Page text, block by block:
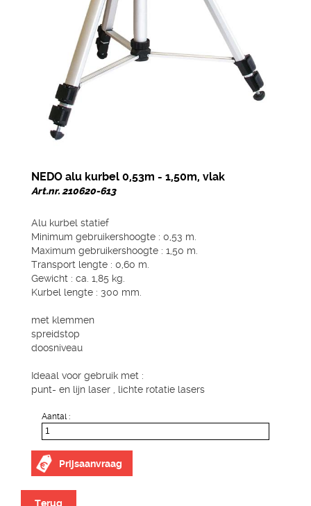
NEDO alu kurbel 0,53m - 1,50m, vlak
Art.nr. 210620-613
Alu kurbel statief
Minimum gebruikershoogte : 0,53 m.
Maximum gebruikershoogte : 1,50 m.
Transport lengte : 0,60 m.
Gewicht : ca. 1,85 kg.
Kurbel lengte : 300 mm.
met klemmen
spreidstop
doosniveau
Ideaal voor gebruik met :
punt- en lijn laser , lichte rotatie lasers
Aantal :
Prijsaanvraag
Terug